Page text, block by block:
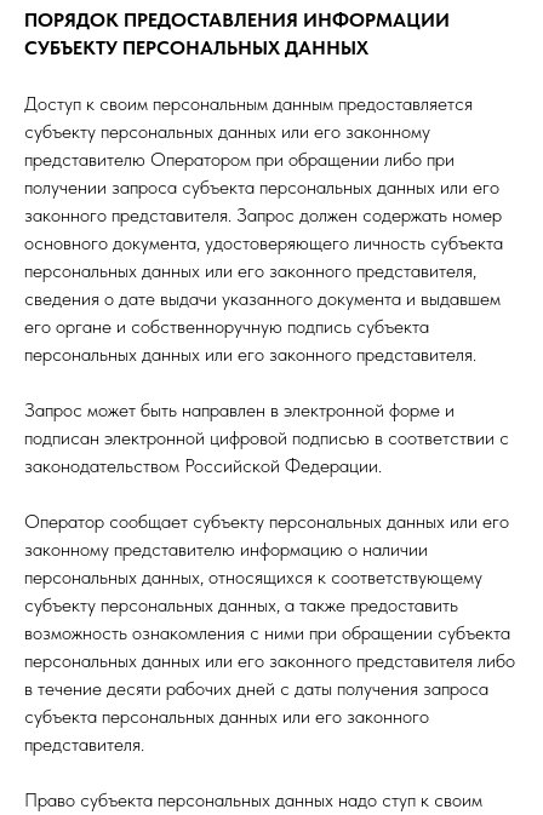
ПОРЯДОК ПРЕДОСТАВЛЕНИЯ ИНФОРМАЦИИ
СУБЪЕКТУ ПЕРСОНАЛЬНЫХ ДАННЫХ
Доступ к своим персональным данным предоставляется
субъекту персональных данных или его законному
представителю Оператором при обращении либо при
получении запроса субъекта персональных данных или его
законного представителя. Запрос должен содержать номер
основного документа, удостоверяющего личность субъекта
персональных данных или его законного представителя,
сведения о дате выдачи указанного документа и выдавшем
его органе и собственноручную подпись субъекта
персональных данных или его законного представителя.
Запрос может быть направлен в электронной форме и
подписан электронной цифровой подписью в соответствии с
законодательством Российской Федерации.
Оператор сообщает субъекту персональных данных или его
законному представителю информацию о наличии
персональных данных, относящихся к соответствующему
субъекту персональных данных, а также предоставить
возможность ознакомления с ними при обращении субъекта
персональных данных или его законного представителя либо
в течение десяти рабочих дней с даты получения запроса
субъекта персональных данных или его законного
представителя.
Право субъекта персональных данных надо ступ к своим